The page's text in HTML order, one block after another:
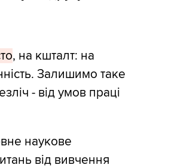
, на кшталт: на
Залишимо таке
- від умов праці
наукове
від вивчення